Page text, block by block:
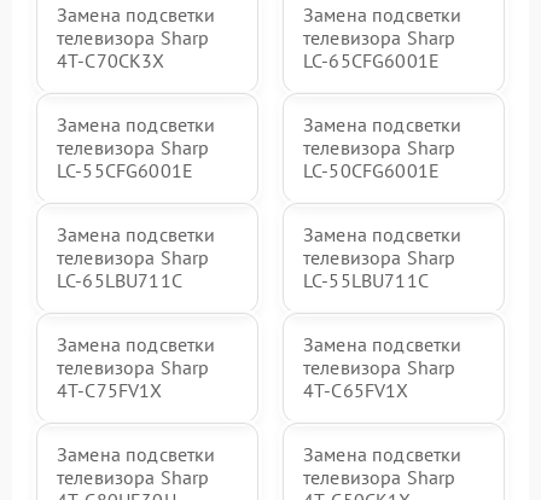
Замена подсветки
телевизора Sharp
4T-C70CK3X
Замена подсветки
телевизора Sharp
LC-65CFG6001E
Замена подсветки
телевизора Sharp
LC-55CFG6001E
Замена подсветки
телевизора Sharp
LC-50CFG6001E
Замена подсветки
телевизора Sharp
LC-65LBU711C
Замена подсветки
телевизора Sharp
LC-55LBU711C
Замена подсветки
телевизора Sharp
4T-C75FV1X
Замена подсветки
телевизора Sharp
4T-C65FV1X
Замена подсветки
телевизора Sharp
Замена подсветки
телевизора Sharp